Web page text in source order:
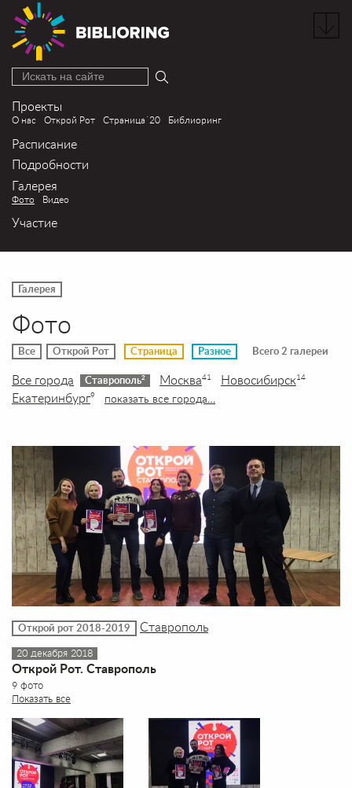
Искать на сайте
Проекты
О нас Открой Рот Страница´20 Библиоринг
Расписание
Подробности
Галерея
Фото Видео
Участие
Галерея
Фото
Все Открой Рот Страница Разное Всего 2 галереи
Все города Ставрополь2 Москва41 Новосибирск14
Екатеринбург9 показать все города…
Открой рот 2018-2019 Ставрополь
20 декабря 2018
Открой Рот. Ставрополь
9 фото
Показать все